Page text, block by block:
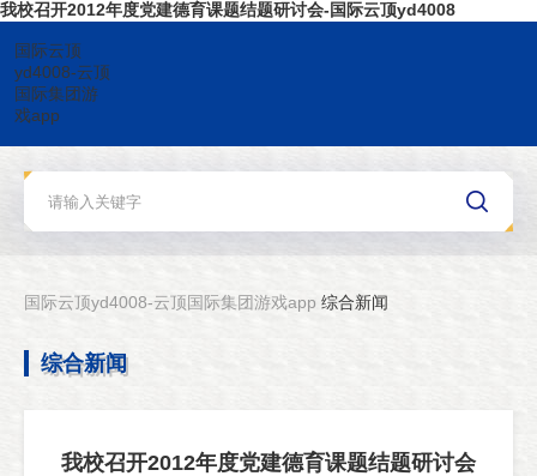
我校召开2012年度党建德育课题结题研讨会-国际云顶yd4008
国际云顶
yd4008-云顶
国际集团游
戏app
国际云顶yd4008-云顶国际集团游戏app 综合新闻
综合新闻
我校召开2012年度党建德育课题结题研讨会